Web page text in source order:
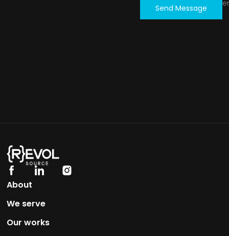
Send Message
About
We serve
Our works​